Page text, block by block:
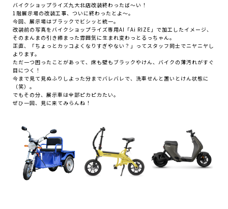
バイクショップライズ九大北店改装終わったば～い！
1階展示場の改装工事、ついに終わったとよ〜。
今回、展示場はブラックでビシッと統一。
改装前の写真をバイクショップライズ専用AI「Ai RIZE」で加工したイメージ、
そのまんまの引き締まった雰囲気に生まれ変わっとるっちゃん。
正直、「ちょっとカッコよくなりすぎやない？」ってスタッフ同士でニヤニヤし
よります。
ただ一つ困ったことがあって、床も壁もブラックやけん、バイクの薄汚れがすぐ
目につく！
今まで見て見ぬふりしよった分までバレバレで、洗車せんと置いとけん状態に
（笑）。
でもその分、展示車は全部ピカピカたい。
ぜひ一回、見に来てみらんね！